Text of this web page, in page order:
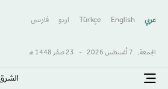
عربي English
Türkçe اردو فارسى
الجمعة, 7 أغسطس 2026 - 23 صفَر 1448 هـ